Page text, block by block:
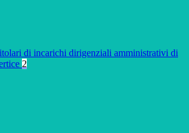
di incarichi dirigenziali amministrativi di
2